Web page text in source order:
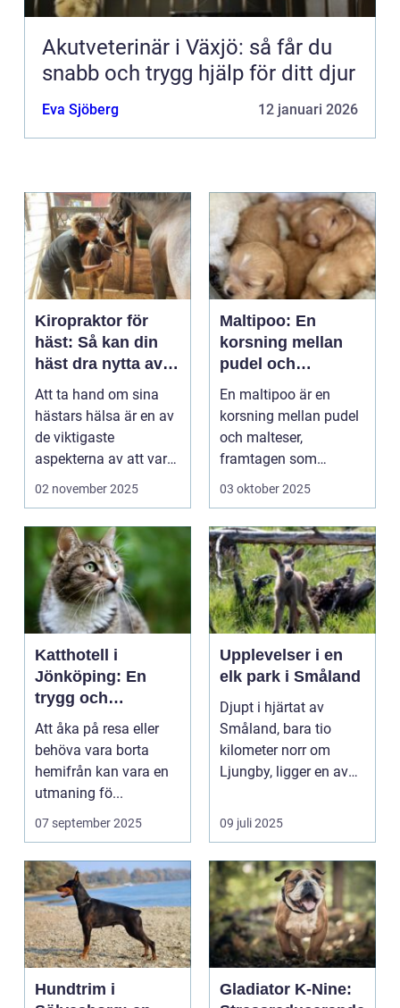
Akutveterinär i Växjö: så får du
snabb och trygg hjälp för ditt djur
Eva Sjöberg 12 januari 2026
Kiropraktor för
häst: Så kan din
häst dra nytta av
behandling
Att ta hand om sina
hästars hälsa är en av
de viktigaste
aspekterna av att vara
h&aum...
02 november 2025
Maltipoo: En
korsning mellan
pudel och
malteser
En maltipoo är en
korsning mellan pudel
och malteser,
framtagen som
sällskapshund. Den
03 oktober 2025
Katthotell i
Jönköping: En
trygg och
hemtrevlig lösning
för din katt
Att åka på resa eller
behöva vara borta
hemifrån kan vara en
utmaning fö...
07 september 2025
Upplevelser i en
elk park i Småland
Djupt i hjärtat av
Småland, bara tio
kilometer norr om
Ljungby, ligger en av
09 juli 2025
Hundtrim i
Gladiator K-Nine: